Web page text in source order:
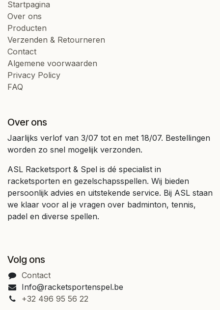
Startpagina
Over ons
Producten
Verzenden & Retourneren
Contact
Algemene voorwaarden
Privacy Policy
FAQ
Over ons
Jaarlijks verlof van 3/07 tot en met 18/07. Bestellingen
worden zo snel mogelijk verzonden.
ASL Racketsport & Spel is dé specialist in
racketsporten en gezelschapsspellen. Wij bieden
persoonlijk advies en uitstekende service. Bij ASL staan
we klaar voor al je vragen over badminton, tennis,
padel en diverse spellen.
Volg ons
Contact
Info@racketsportenspel.be
+32 496 95 56 22